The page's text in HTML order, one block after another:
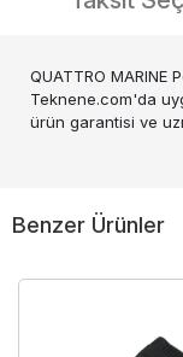
QUATTRO
Teknene.com'da
ürün garantisi ve
Benzer Ürünler